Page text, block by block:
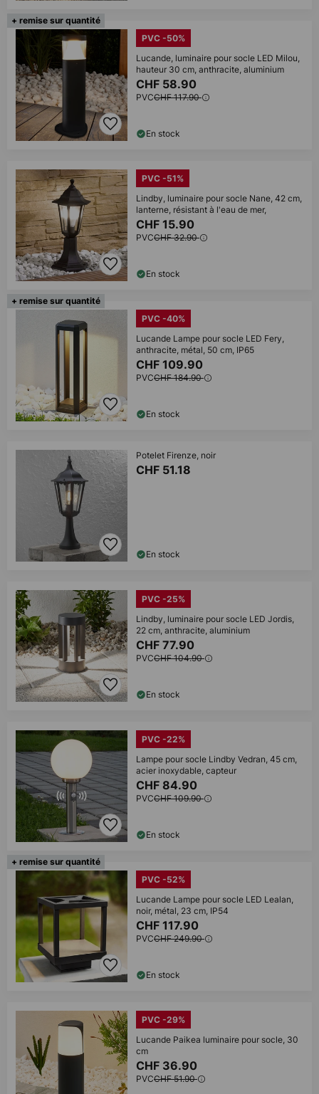
+ remise sur quantité
PVC -50%
Lucande, luminaire pour socle LED Milou,
hauteur 30 cm, anthracite, aluminium
CHF 58.90
PVCCHF 117.90
En stock
PVC -51%
Lindby, luminaire pour socle Nane, 42 cm,
lanterne, résistant à l'eau de mer,
CHF 15.90
PVCCHF 32.90
En stock
+ remise sur quantité
PVC -40%
Lucande Lampe pour socle LED Fery,
anthracite, métal, 50 cm, IP65
CHF 109.90
PVCCHF 184.90
En stock
Potelet Firenze, noir
CHF 51.18
En stock
PVC -25%
Lindby, luminaire pour socle LED Jordis,
22 cm, anthracite, aluminium
CHF 77.90
PVCCHF 104.90
En stock
PVC -22%
Lampe pour socle Lindby Vedran, 45 cm,
acier inoxydable, capteur
CHF 84.90
PVCCHF 109.90
En stock
+ remise sur quantité
PVC -52%
Lucande Lampe pour socle LED Lealan,
noir, métal, 23 cm, IP54
CHF 117.90
PVCCHF 249.90
En stock
PVC -29%
Lucande Paikea luminaire pour socle, 30
cm
CHF 36.90
PVCCHF 51.90